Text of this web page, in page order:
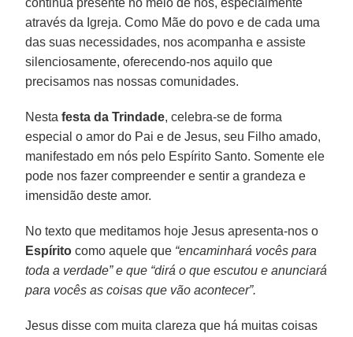
através da Igreja. Como Mãe do povo e de cada uma
das suas necessidades, nos acompanha e assiste
silenciosamente, oferecendo-nos aquilo que
precisamos nas nossas comunidades.
Nestafesta da Trindade, celebra-se de forma
especial o amor do Pai e de Jesus, seu Filho amado,
manifestado em nós pelo Espírito Santo. Somente ele
pode nos fazer compreender e sentir a grandeza e
imensidão deste amor.
No texto que meditamos hoje Jesus apresenta-nos o
Espírito como aquele que “encaminhará vocês para
toda a verdade” e que “dirá o que escutou e anunciará
para vocês as coisas que vão acontecer”.
Jesus disse com muita clareza que há muitas coisas